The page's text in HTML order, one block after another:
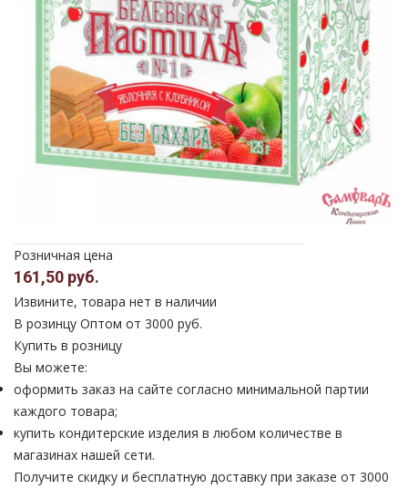
Розничная цена
161,50 руб.
Извините, товара нет в наличии
В розинцу Оптом от 3000 руб.
Купить в розницу
Вы можете:
оформить заказ на сайте согласно минимальной партии
каждого товара;
купить кондитерские изделия в любом количестве в
магазинах нашей сети.
Получите скидку и бесплатную доставку при заказе от 3000